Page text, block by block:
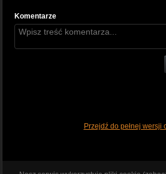
Komentarze
Przejdź do pełnej wersji